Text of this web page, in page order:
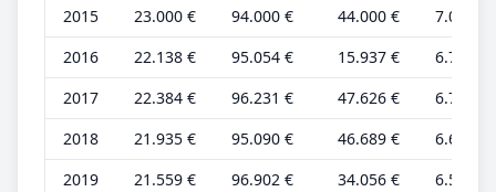
2015
23.000 € 94.000 € 44.000 €
7.000 €
2016
22.138 € 95.054 € 15.937 €
6.708 €
2017
22.384 € 96.231 € 47.626 €
6.783 €
2018
21.935 € 95.090 € 46.689 €
6.647 €
2019
21.559 € 96.902 € 34.056 €
6.533 €